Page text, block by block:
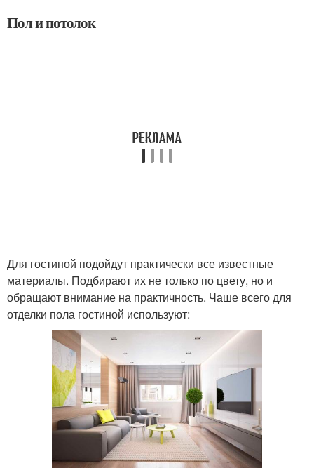
Пол и потолок
Для гостиной подойдут практически все известные
материалы. Подбирают их не только по цвету, но и
обращают внимание на практичность. Чаше всего для
отделки пола гостиной используют: